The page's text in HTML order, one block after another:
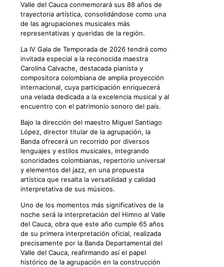
Valle del Cauca conmemorará sus 88 años de
trayectoria artística, consolidándose como una
de las agrupaciones musicales más
representativas y queridas de la región.
La IV Gala de Temporada de 2026 tendrá como
invitada especial a la reconocida maestra
Carolina Calvache, destacada pianista y
compositora colombiana de amplia proyección
internacional, cuya participación enriquecerá
una velada dedicada a la excelencia musical y al
encuentro con el patrimonio sonoro del país.
Bajo la dirección del maestro Miguel Santiago
López, director titular de la agrupación, la
Banda ofrecerá un recorrido por diversos
lenguajes y estilos musicales, integrando
sonoridades colombianas, repertorio universal
y elementos del jazz, en una propuesta
artística que resalta la versatilidad y calidad
interpretativa de sus músicos.
Uno de los momentos más significativos de la
noche será la interpretación del Himno al Valle
del Cauca, obra que este año cumple 65 años
de su primera interpretación oficial, realizada
precisamente por la Banda Departamental del
Valle del Cauca, reafirmando así el papel
histórico de la agrupación en la construcción